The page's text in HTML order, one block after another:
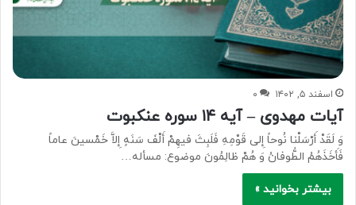
اسفند ۵, ۱۴۰۲ ۰
آیات مهدوی – آیه ۱۴ سوره عنکبوت
وَ لَقَدْ أَرْسَلْنا نُوحاً إِلى‏ قَوْمِهِ فَلَبِثَ فیهِمْ أَلْفَ سَنَهٍ إِلاَّ خَمْسینَ عاماً
فَأَخَذَهُمُ الطُّوفانُ وَ هُمْ ظالِمُونَ موضوع: مسأله…
بیشتر بخوانید »